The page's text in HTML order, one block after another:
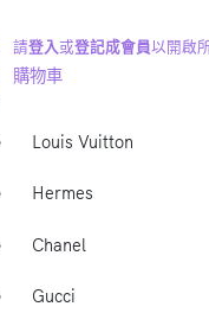
請登入或登記成會員以開啟
購物車
Louis Vuitton
Hermes
Chanel
Gucci